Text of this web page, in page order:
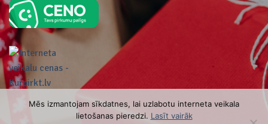
Mēs izmantojam sīkdatnes, lai uzlabotu interneta veikala
lietošanas pieredzi. Lasīt vairāk